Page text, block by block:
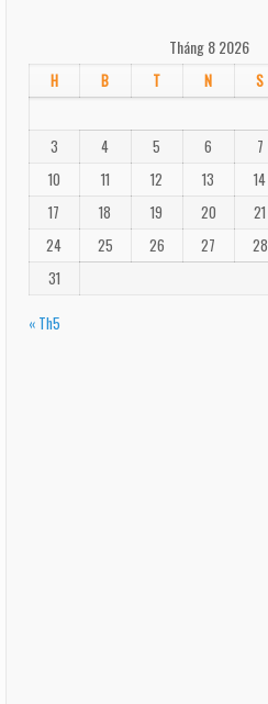
Tháng 8 2026
H B T N S
3
4 5 6 7
10
11 12 13 14
17
18 19 20 21
24
25 26 27 28
31
« Th5